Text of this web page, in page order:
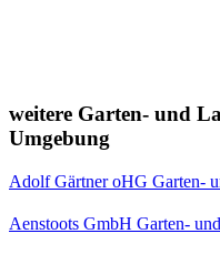
weitere Garten- und
Umgebung
Adolf Gärtner oHG Garten-
Aenstoots GmbH Garten-